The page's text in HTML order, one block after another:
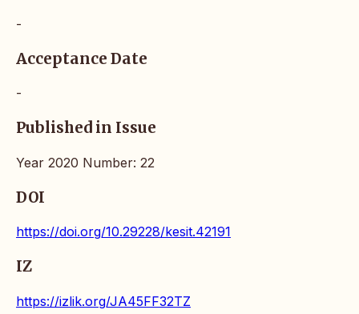
-
Acceptance Date
-
Published in Issue
Year 2020 Number: 22
DOI
https://doi.org/10.29228/kesit.42191
IZ
https://izlik.org/JA45FF32TZ